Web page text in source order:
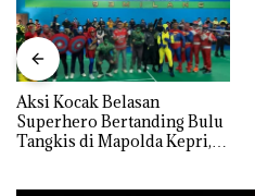
Aksi Kocak Belasan
Superhero Bertanding Bulu
Tangkis di Mapolda Kepri,